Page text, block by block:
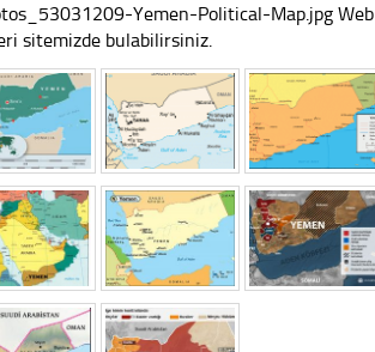
Yemen-Political-Map.jpg Web
sitemizde bulabilirsiniz.